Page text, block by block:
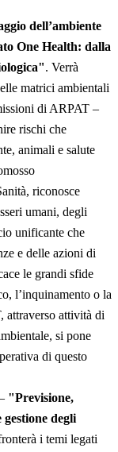
dell’ambiente
One Health: dalla
. Verrà
matrici ambientali
di ARPAT –
rischi che
animali e salute
riconosce
umani, degli
unificante che
e delle azioni di
le grandi sfide
l’inquinamento o la
attraverso attività di
si pone
di questo
"Previsione,
degli
i temi legati